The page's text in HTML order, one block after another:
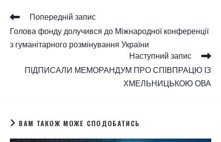
Попередній запис
Голова фонду долучився до Міжнародної конференції
з гуманітарного розмінування України
Наступний запис
ПІДПИСАЛИ МЕМОРАНДУМ ПРО СПІВПРАЦЮ ІЗ
ХМЕЛЬНИЦЬКОЮ ОВА
ВАМ ТАКОЖ МОЖЕ СПОДОБАТИСЬ